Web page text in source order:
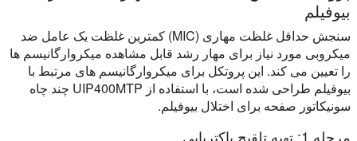
بیوفیلم
سنجش حداقل غلظت مهاری (MIC) کمترین غلظت یک عامل ضد
میکروبی مورد نیاز برای مهار رشد قابل مشاهده میکروارگانیسم ها
را تعیین می کند. این پروتکل برای میکروارگانیسم های مرتبط با
بیوفیلم طراحی شده است، با استفاده از UIP400MTP چند چاه
سونیکاتور صفحه برای اختلال بیوفیلم.
مرحله 1: تهیه تلقیح باکتریایی